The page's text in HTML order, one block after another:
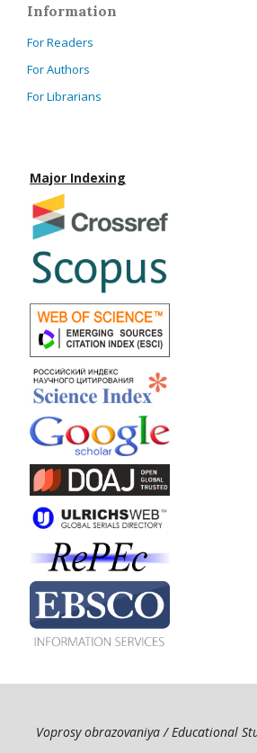
Information
For Readers
For Authors
For Librarians
Major Indexing
Voprosy obrazovaniya / Educational